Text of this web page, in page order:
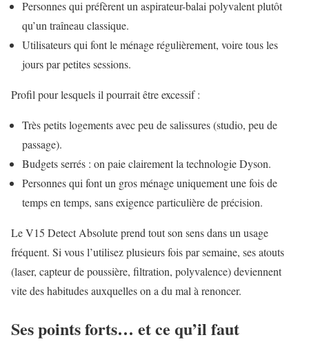
Personnes qui préfèrent un aspirateur-balai polyvalent plutôt
qu’un traîneau classique.
Utilisateurs qui font le ménage régulièrement, voire tous les
jours par petites sessions.
Profil pour lesquels il pourrait être excessif :
Très petits logements avec peu de salissures (studio, peu de
passage).
Budgets serrés : on paie clairement la technologie Dyson.
Personnes qui font un gros ménage uniquement une fois de
temps en temps, sans exigence particulière de précision.
Le V15 Detect Absolute prend tout son sens dans un usage
fréquent. Si vous l’utilisez plusieurs fois par semaine, ses atouts
(laser, capteur de poussière, filtration, polyvalence) deviennent
vite des habitudes auxquelles on a du mal à renoncer.
Ses points forts… et ce qu’il faut